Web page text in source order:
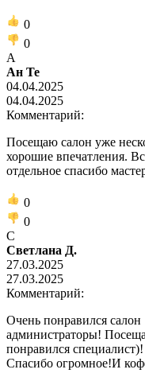
0
0
А
Ан Те
04.04.2025
04.04.2025
Комментарий:
Посещаю салон уже
хорошие впечатления.
отдельное спасибо
0
0
С
Светлана Д.
27.03.2025
27.03.2025
Комментарий:
Очень понравился
администраторы!
понравился
Спасибо огромное!И